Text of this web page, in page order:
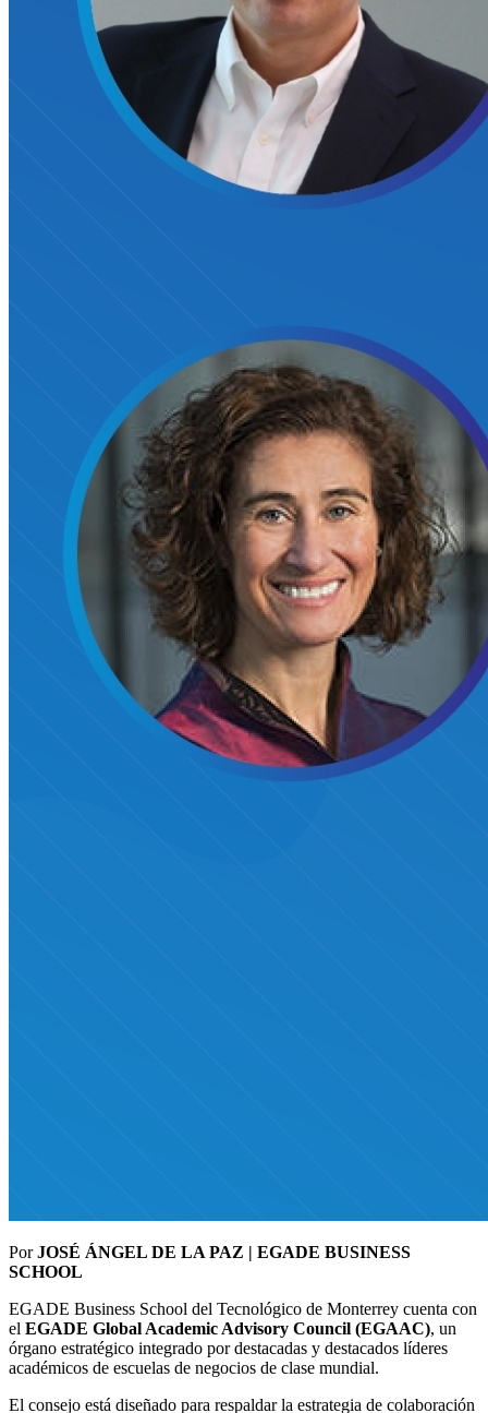
PorJOSÉ ÁNGEL DE LA PAZ | EGADE BUSINESS
SCHOOL
EGADE Business School del Tecnológico de Monterrey cuenta con
el EGADE Global Academic Advisory Council (EGAAC), un
órgano estratégico integrado por destacadas y destacados líderes
académicos de escuelas de negocios de clase mundial.
El consejo está diseñado para respaldar la estrategia de colaboración